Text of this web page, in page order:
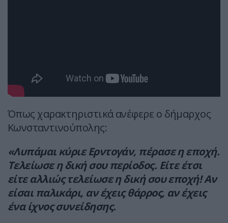
Όπως χαρακτηριστικά ανέφερε ο δήμαρχος
Κωνσταντινούπολης:
«Λυπάμαι κύριε Ερντογάν, πέρασε η εποχή.
Τελείωσε η δική σου περίοδος. Είτε έτσι
είτε αλλιώς τελείωσε η δική σου εποχή! Αν
είσαι παλικάρι, αν έχεις θάρρος, αν έχεις
ένα ίχνος συνείδησης.